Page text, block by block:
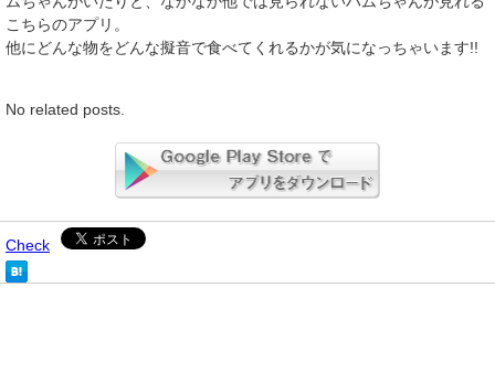
こちらのアプリ。
他にどんな物をどんな擬音で食べてくれるかが気になっちゃいます!!
No related posts.
Check